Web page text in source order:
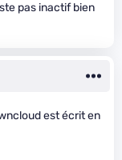
pas inactif bien
est écrit en